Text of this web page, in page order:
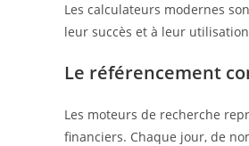
Les calculateurs modernes
leur succès et à leur
Le référencement
Les moteurs de recherche
financiers. Chaque jour, de